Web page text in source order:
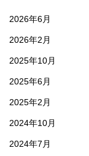
2026年6月
2026年2月
2025年10月
2025年6月
2025年2月
2024年10月
2024年7月